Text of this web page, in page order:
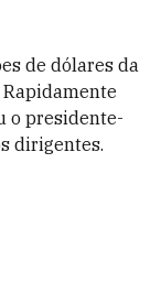
de dólares da
o presidente-
dirigentes.